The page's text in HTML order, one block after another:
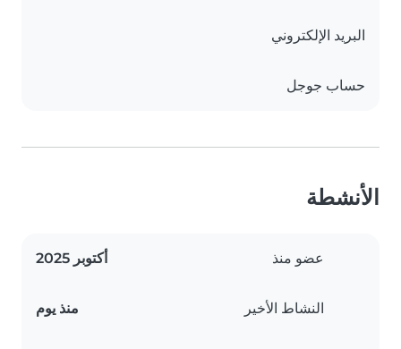
البريد الإلكتروني
حساب جوجل
الأنشطة
عضو منذ أكتوبر 2025
النشاط الأخير منذ يوم